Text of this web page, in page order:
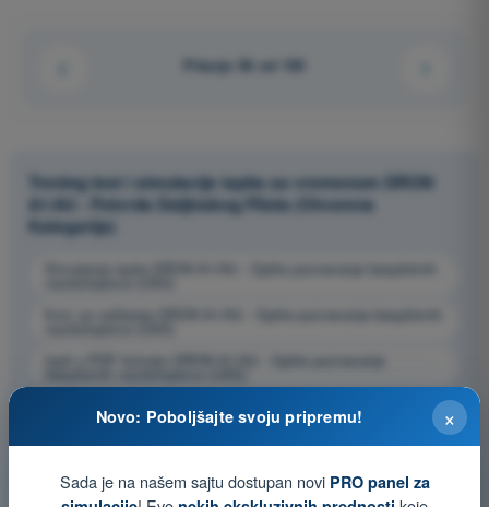
Pitanje 56 od 105
Trening test i simulacije ispita sa vremenom DRON
A1/A3 - Potvrda Daljinskog Pilota (Otvorena
Kategorija)
Simulacija ispita DRON A1/A3 - Opšte poznavanje bespilotnih
Kviz za vežbanje DRON A1/A3 - Opšte poznavanje bespilotnih
Ispit u PDF formatu DRON A1/A3 - Opšte poznavanje
×
Novo: Poboljšajte svoju pripremu!
Sada je na našem sajtu dostupan novi PRO panel za